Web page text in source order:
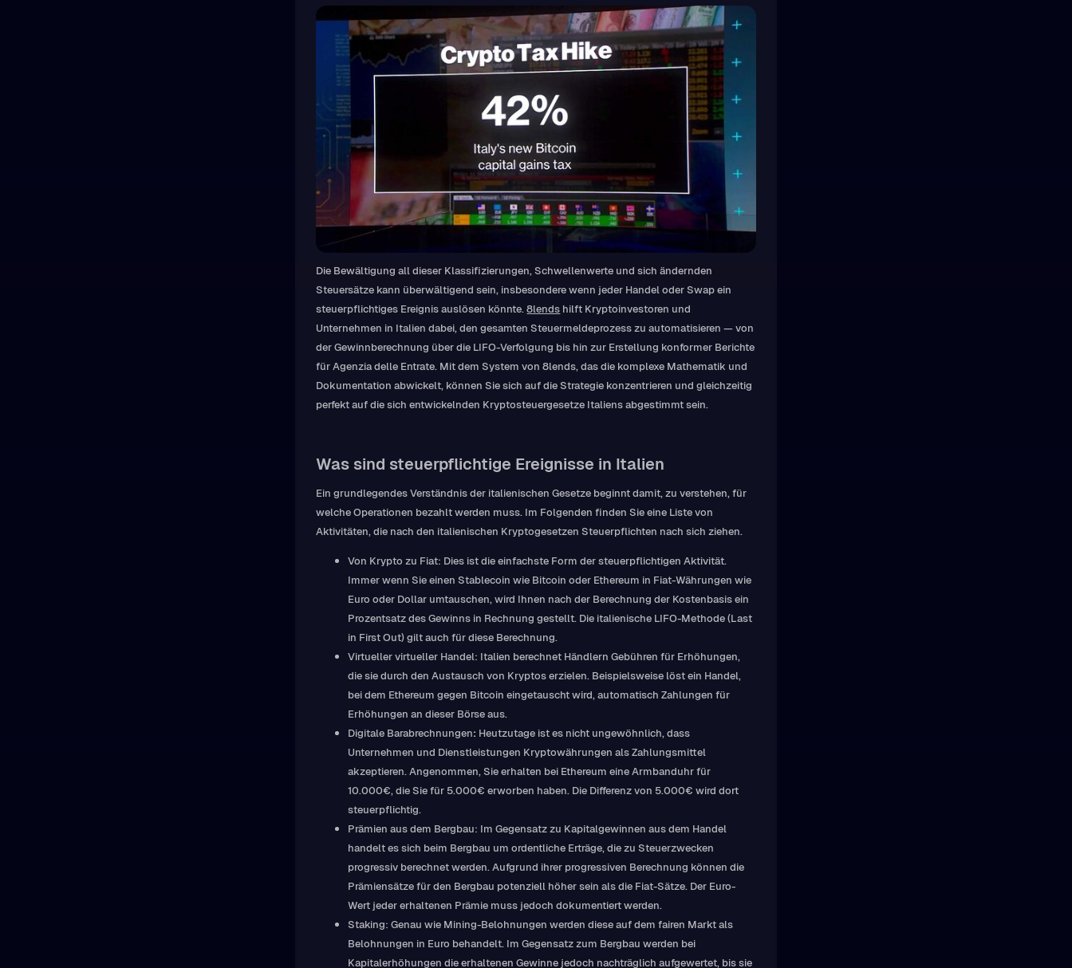
Die Bewältigung all dieser Klassifizierungen, Schwellenwerte und sich ändernden
Steuersätze kann überwältigend sein, insbesondere wenn jeder Handel oder Swap ein
steuerpflichtiges Ereignis auslösen könnte.8lends hilft Kryptoinvestoren und
Unternehmen in Italien dabei, den gesamten Steuermeldeprozess zu automatisieren — von
der Gewinnberechnung über die LIFO-Verfolgung bis hin zur Erstellung konformer Berichte
für Agenzia delle Entrate. Mit dem System von 8lends, das die komplexe Mathematik und
Dokumentation abwickelt, können Sie sich auf die Strategie konzentrieren und gleichzeitig
perfekt auf die sich entwickelnden Kryptosteuergesetze Italiens abgestimmt sein.
Was sind steuerpflichtige Ereignisse in Italien
Ein grundlegendes Verständnis der italienischen Gesetze beginnt damit, zu verstehen, für
welche Operationen bezahlt werden muss. Im Folgenden finden Sie eine Liste von
Aktivitäten, die nach den italienischen Kryptogesetzen Steuerpflichten nach sich ziehen.
Von Krypto zu Fiat: Dies ist die einfachste Form der steuerpflichtigen Aktivität.
Immer wenn Sie einen Stablecoin wie Bitcoin oder Ethereum in Fiat-Währungen wie
Euro oder Dollar umtauschen, wird Ihnen nach der Berechnung der Kostenbasis ein
Prozentsatz des Gewinns in Rechnung gestellt. Die italienische LIFO-Methode (Last
in First Out) gilt auch für diese Berechnung.
Virtueller virtueller Handel: Italien berechnet Händlern Gebühren für Erhöhungen,
die sie durch den Austausch von Kryptos erzielen. Beispielsweise löst ein Handel,
bei dem Ethereum gegen Bitcoin eingetauscht wird, automatisch Zahlungen für
Erhöhungen an dieser Börse aus.
Digitale Barabrechnungen: Heutzutage ist es nicht ungewöhnlich, dass
Unternehmen und Dienstleistungen Kryptowährungen als Zahlungsmittel
akzeptieren. Angenommen, Sie erhalten bei Ethereum eine Armbanduhr für
10.000€, die Sie für 5.000€ erworben haben. Die Differenz von 5.000€ wird dort
steuerpflichtig.
Prämien aus dem Bergbau: Im Gegensatz zu Kapitalgewinnen aus dem Handel
handelt es sich beim Bergbau um ordentliche Erträge, die zu Steuerzwecken
progressiv berechnet werden. Aufgrund ihrer progressiven Berechnung können die
Prämiensätze für den Bergbau potenziell höher sein als die Fiat-Sätze. Der Euro-
Wert jeder erhaltenen Prämie muss jedoch dokumentiert werden.
Staking: Genau wie Mining-Belohnungen werden diese auf dem fairen Markt als
Belohnungen in Euro behandelt. Im Gegensatz zum Bergbau werden bei
Kapitalerhöhungen die erhaltenen Gewinne jedoch nachträglich aufgewertet, bis sie